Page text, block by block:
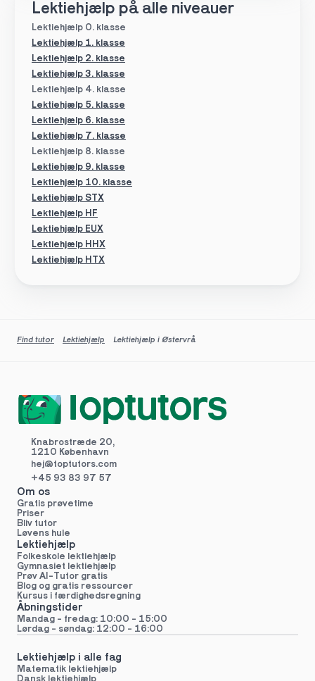
Lektiehjælp på alle niveauer
Lektiehjælp 0. klasse
Lektiehjælp 4. klasse
Lektiehjælp 5. klasse
Lektiehjælp 8. klasse
Lektiehjælp 1. klasse
Lektiehjælp 6. klasse
Lektiehjælp 7. klasse
Lektiehjælp 2. klasse
Lektiehjælp 3. klasse
Lektiehjælp 9. klasse
Lektiehjælp 10. klasse
Lektiehjælp HF
Lektiehjælp EUX
Lektiehjælp STX
Lektiehjælp HHX
Lektiehjælp HTX
Find tutor Lektiehjælp Lektiehjælp i Østervrå
Knabrostræde 20,
1210 København
hej@toptutors.com
+45 93 83 97 57
Om os
Gratis prøvetime
Priser
Bliv tutor
Løvens hule
Lektiehjælp
Folkeskole lektiehjælp
Gymnasiet lektiehjælp
Prøv AI-Tutor gratis
Blog og gratis ressourcer
Kursus i færdighedsregning
Åbningstider
Mandag - fredag: 10:00 - 15:00
Lørdag - søndag: 12:00 - 16:00
Lektiehjælp i alle fag
Matematik lektiehjælp